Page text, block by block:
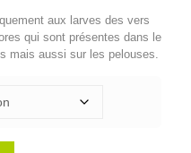
€12.45
à
aux larves des vers
qui sont présentes dans le
mais aussi sur les pelouses.